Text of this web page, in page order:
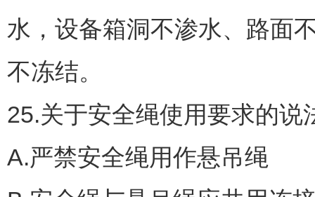
水，设备箱洞不渗水、路面
不冻结。
25.关于安全绳使用要求的说
A.严禁安全绳用作悬吊绳